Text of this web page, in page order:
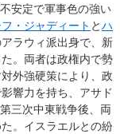
安定で軍事色の強い
・ジャディート とハ
ラウィ派出身で、新
。両者は政権内で勢
外強硬策により、政
響力を持ち、アサド
三次中東戦争後、両
。イスラエルとの紛